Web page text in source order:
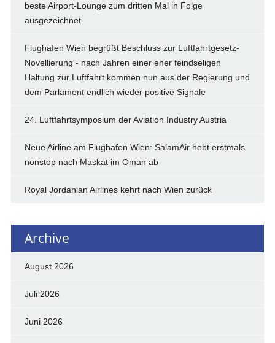
beste Airport-Lounge zum dritten Mal in Folge
ausgezeichnet
Flughafen Wien begrüßt Beschluss zur Luftfahrtgesetz-
Novellierung - nach Jahren einer eher feindseligen
Haltung zur Luftfahrt kommen nun aus der Regierung und
dem Parlament endlich wieder positive Signale
24. Luftfahrtsymposium der Aviation Industry Austria
Neue Airline am Flughafen Wien: SalamAir hebt erstmals
nonstop nach Maskat im Oman ab
Royal Jordanian Airlines kehrt nach Wien zurück
Archive
August 2026
Juli 2026
Juni 2026